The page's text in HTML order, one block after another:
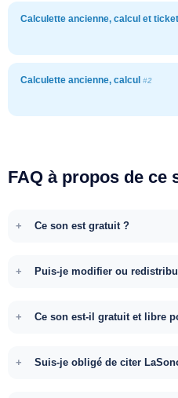
Calculette ancienne, calcul et ticket
Calculette ancienne, calcul #2
FAQ à propos de ce
Ce son est gratuit ?
Puis-je modifier ou
Ce son est-il gratuit et libre
Suis-je obligé de citer